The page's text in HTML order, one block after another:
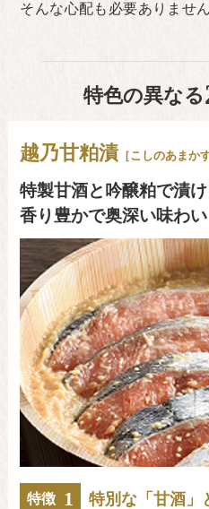
そんな心配も必要ありません
特色の異なる
越乃甘粕漬［こしのあまか
特製甘酒と吟醸粕で漬
香り豊かで奥深い味わい
特徴 1 特別な「甘酒」